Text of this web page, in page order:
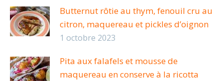
Butternut rôtie au thym, fenouil cru au
citron, maquereau et pickles d’oignon
1 octobre 2023
Pita aux falafels et mousse de
maquereau en conserve à la ricotta